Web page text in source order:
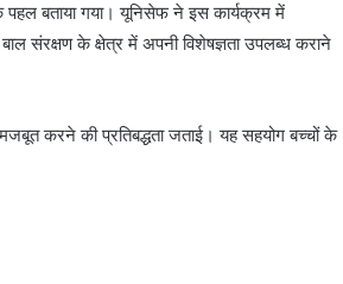
पहल बताया गया। यूनिसेफ ने इस कार्यक्रम में
संरक्षण के क्षेत्र में अपनी विशेषज्ञता उपलब्ध कराने
करने की प्रतिबद्धता जताई। यह सहयोग बच्चों के